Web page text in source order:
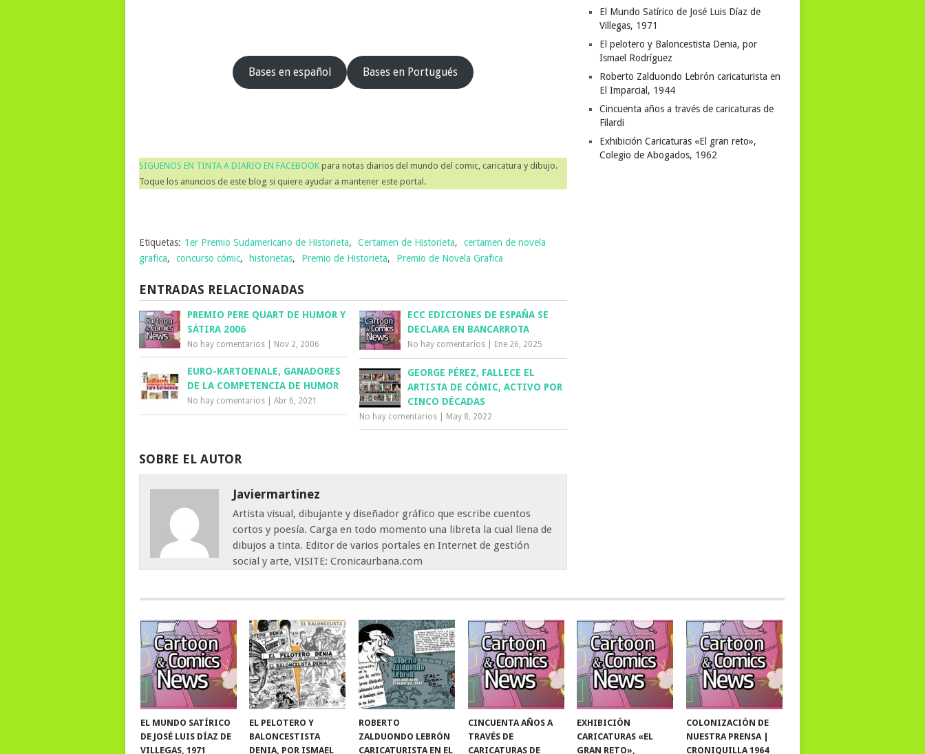
Bases en español Bases en Portugués
SIGUENOS EN TINTA A DIARIO EN FACEBOOK para notas diarios del mundo del comic, caricatura y dibujo.
Toque los anuncios de este blog si quiere ayudar a mantener este portal.
Etiquetas: 1er Premio Sudamericano de Historieta, Certamen de Historieta,
certamen de novela
grafica, concurso cómic, historietas, Premio de Historieta, Premio de Novela Grafica
ENTRADAS RELACIONADAS
PREMIO PERE QUART DE HUMOR Y
SÁTIRA 2006
No hay comentarios Nov 2, 2006
ECC EDICIONES DE ESPAÑA SE
DECLARA EN BANCARROTA
No hay comentarios Ene 26, 2025
EURO-KARTOENALE, GANADORES
DE LA COMPETENCIA DE HUMOR
No hay comentarios Abr 6, 2021
GEORGE PÉREZ, FALLECE EL
ARTISTA DE CÓMIC, ACTIVO POR
CINCO DÉCADAS
No hay comentarios May 8, 2022
SOBRE EL AUTOR
Javiermartinez
Artista visual, dibujante y diseñador gráfico que escribe cuentos
cortos y poesía. Carga en todo momento una libreta la cual llena de
dibujos a tinta. Editor de varios portales en Internet de gestión
social y arte, VISITE: Cronicaurbana.com
El Mundo Satírico de José Luis Díaz de
Villegas, 1971
El pelotero y Baloncestista Denia, por
Ismael Rodríguez
Roberto Zalduondo Lebrón caricaturista en
El Imparcial, 1944
Cincuenta años a través de caricaturas de
Filardi
Exhibición Caricaturas «El gran reto»,
Colegio de Abogados, 1962
EL MUNDO SATÍRICO
DE JOSÉ LUIS DÍAZ DE
VILLEGAS, 1971
EL PELOTERO Y
BALONCESTISTA
DENIA, POR ISMAEL
ROBERTO
ZALDUONDO LEBRÓN
CARICATURISTA EN EL
CINCUENTA AÑOS A
TRAVÉS DE
CARICATURAS DE
EXHIBICIÓN
CARICATURAS «EL
GRAN RETO»,
COLONIZACIÓN DE
NUESTRA PRENSA |
CRONIQUILLA 1964